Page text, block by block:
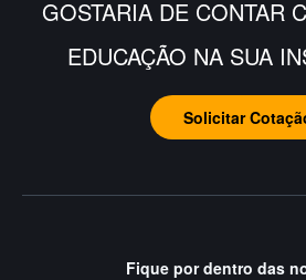
GOSTARIA DE CONTAR
EDUCAÇÃO NA SUA
Solicitar
Fique por dentro das